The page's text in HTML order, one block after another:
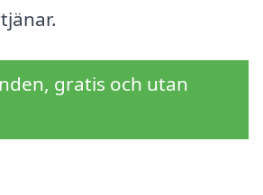
gratis och utan